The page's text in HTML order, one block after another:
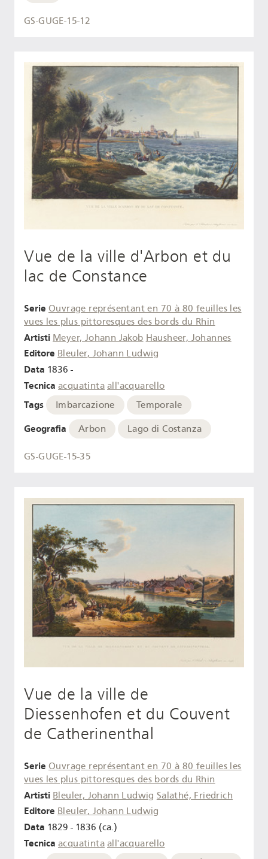
GS-GUGE-15-12
Vue de la ville d'Arbon et du
lac de Constance
Serie Ouvrage représentant en 70 à 80 feuilles les
vues les plus pittoresques des bords du Rhin
Artisti Meyer, Johann Jakob Hausheer, Johannes
Editore Bleuler, Johann Ludwig
Data 1836 -
Tecnica acquatinta all'acquarello
Tags Imbarcazione Temporale
Geografia Arbon Lago di Costanza
GS-GUGE-15-35
Vue de la ville de
Diessenhofen et du Couvent
de Catherinenthal
Serie Ouvrage représentant en 70 à 80 feuilles les
vues les plus pittoresques des bords du Rhin
Artisti Bleuler, Johann Ludwig Salathé, Friedrich
Editore Bleuler, Johann Ludwig
Data 1829 - 1836 (ca.)
Tecnica acquatinta all'acquarello